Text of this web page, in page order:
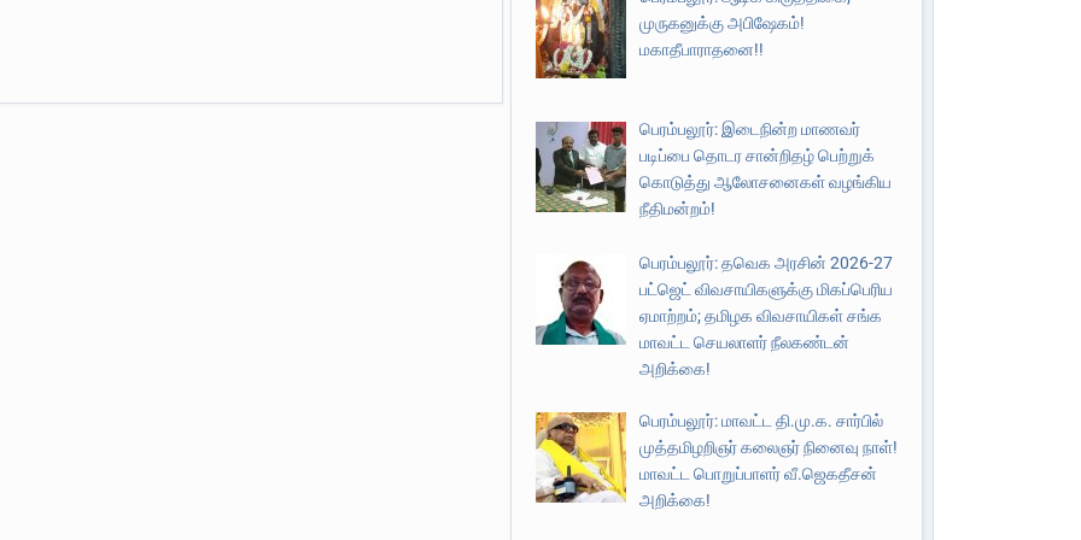
முருகனுக்கு அபிஷேகம்!
மகாதீபாராதனை!!
பெரம்பலூர்: இடைநின்ற மாணவர்
படிப்பை தொடர சான்றிதழ் பெற்றுக்
கொடுத்து ஆலோசனைகள் வழங்கிய
நீதிமன்றம்!
பெரம்பலூர்: தவெக அரசின் 2026-27
பட்ஜெட் விவசாயிகளுக்கு மிகப்பெரிய
ஏமாற்றம்; தமிழக விவசாயிகள் சங்க
மாவட்ட செயலாளர் நீலகண்டன்
அறிக்கை!
பெரம்பலூர்: மாவட்ட தி.மு.க. சார்பில்
முத்தமிழறிஞர் கலைஞர் நினைவு நாள்!
மாவட்ட பொறுப்பாளர் வீ.ஜெகதீசன்
அறிக்கை!